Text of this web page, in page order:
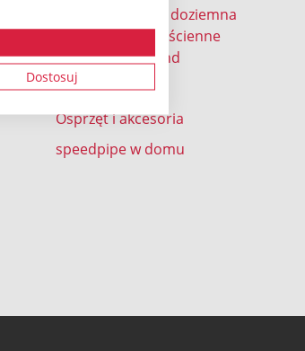
Dostosuj
Mikrokanalizacja doziemna
mikrorury grubościenne
speedpipe ground
speedpipe
Osprzęt i akcesoria
speedpipe w domu